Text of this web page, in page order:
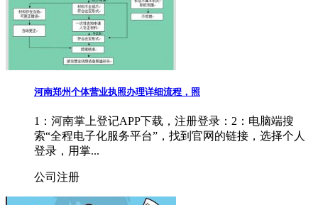
河南郑州个体营业执照办理详细流程，照
1：河南掌上登记APP下载，注册登录：2：电脑端搜
索“全程电子化服务平台”，找到官网的链接，选择个人
登录，用掌...
公司注册